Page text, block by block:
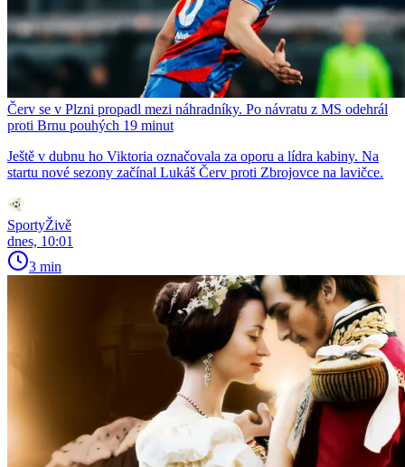
Červ se v Plzni propadl mezi náhradníky. Po návratu z MS odehrál
proti Brnu pouhých 19 minut
Ještě v dubnu ho Viktoria označovala za oporu a lídra kabiny. Na
startu nové sezony začínal Lukáš Červ proti Zbrojovce na lavičce.
SportyŽivě
dnes, 10:01
3 min